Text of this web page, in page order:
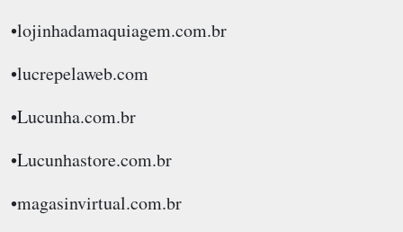
•lojinhadamaquiagem.com.br
•lucrepelaweb.com
•Lucunha.com.br
•Lucunhastore.com.br
•magasinvirtual.com.br